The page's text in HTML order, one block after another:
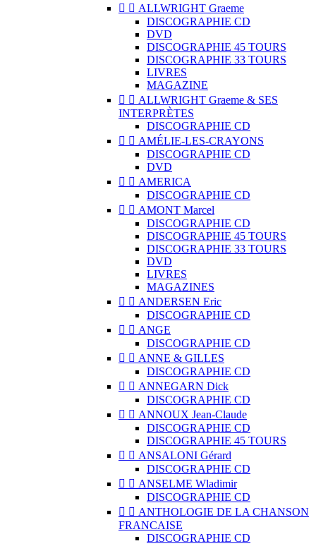
  ALLWRIGHT Graeme
DISCOGRAPHIE CD
DVD
DISCOGRAPHIE 45 TOURS
DISCOGRAPHIE 33 TOURS
LIVRES
MAGAZINE
  ALLWRIGHT Graeme & SES
INTERPRÈTES
DISCOGRAPHIE CD
  AMÉLIE-LES-CRAYONS
DISCOGRAPHIE CD
DVD
  AMERICA
DISCOGRAPHIE CD
  AMONT Marcel
DISCOGRAPHIE CD
DISCOGRAPHIE 45 TOURS
DISCOGRAPHIE 33 TOURS
DVD
LIVRES
MAGAZINES
  ANDERSEN Eric
DISCOGRAPHIE CD
  ANGE
DISCOGRAPHIE CD
  ANNE & GILLES
DISCOGRAPHIE CD
  ANNEGARN Dick
DISCOGRAPHIE CD
  ANNOUX Jean-Claude
DISCOGRAPHIE CD
DISCOGRAPHIE 45 TOURS
  ANSALONI Gérard
DISCOGRAPHIE CD
  ANSELME Wladimir
DISCOGRAPHIE CD
  ANTHOLOGIE DE LA CHANSON
FRANCAISE
DISCOGRAPHIE CD